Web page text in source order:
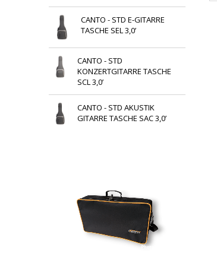
CANTO - STD E-GITARRE
TASCHE SEL 3,0’
CANTO - STD
KONZERTGITARRE TASCHE
SCL 3,0’
CANTO - STD AKUSTIK
GITARRE TASCHE SAC 3,0’